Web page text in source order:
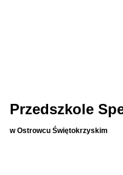
Przedszkole
w Ostrowcu Świętokrzyskim